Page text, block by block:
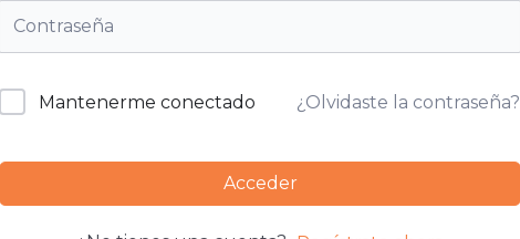
Mantenerme conectado ¿Olvidaste la contraseña?
Acceder